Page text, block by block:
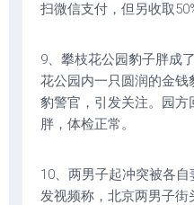
扫微信支付，但另收取
9、攀枝花公园豹子胖成
花公园内一只圆润的金钱
豹警官，引发关注。园
胖，体检正常。
10、两男子起冲突被各
发视频称，北京两男子